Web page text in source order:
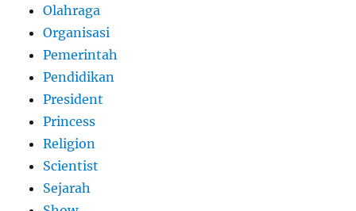
Olahraga
Organisasi
Pemerintah
Pendidikan
President
Princess
Religion
Scientist
Sejarah